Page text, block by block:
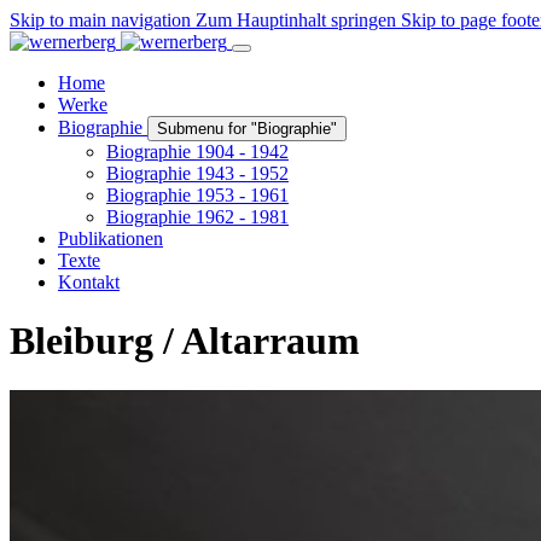
Skip to main navigation Zum Hauptinhalt springen Skip to page
Home
Werke
Biographie
Submenu for "Biographie"
Biographie 1904 - 1942
Biographie 1943 - 1952
Biographie 1953 - 1961
Biographie 1962 - 1981
Publikationen
Texte
Kontakt
Bleiburg / Altarraum